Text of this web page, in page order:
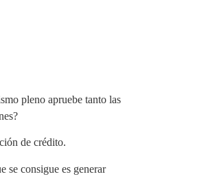
pleno apruebe tanto las
de crédito.
se consigue es generar